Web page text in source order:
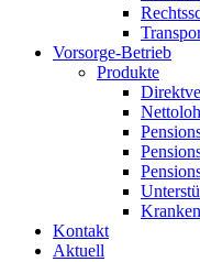
Vorsorge-Betrieb
Produkte
Kontakt
Aktuell